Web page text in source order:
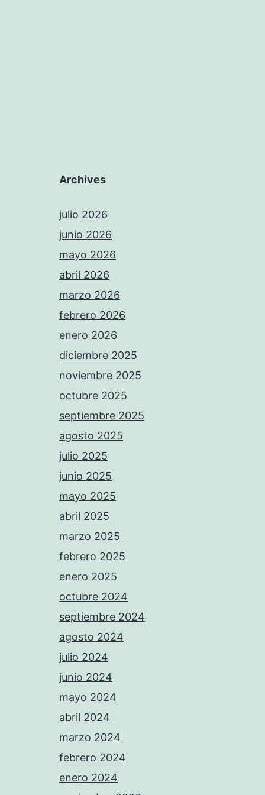
Archives
julio 2026
junio 2026
mayo 2026
abril 2026
marzo 2026
febrero 2026
enero 2026
diciembre 2025
noviembre 2025
octubre 2025
septiembre 2025
agosto 2025
julio 2025
junio 2025
mayo 2025
abril 2025
marzo 2025
febrero 2025
enero 2025
octubre 2024
septiembre 2024
agosto 2024
julio 2024
junio 2024
mayo 2024
abril 2024
marzo 2024
febrero 2024
enero 2024